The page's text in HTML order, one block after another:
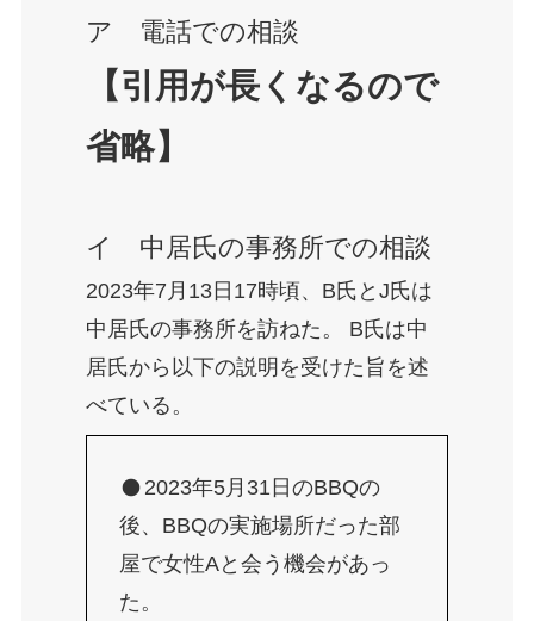
ア 電話での相談
【引用が長くなるので
省略】
イ 中居氏の事務所での相談
2023年7月13日17時頃、B氏とJ氏は
中居氏の事務所を訪ねた。 B氏は中
居氏から以下の説明を受けた旨を述
べている。
2023年5月31日のBBQの
後、BBQの実施場所だった部
屋で女性Aと会う機会があっ
た。